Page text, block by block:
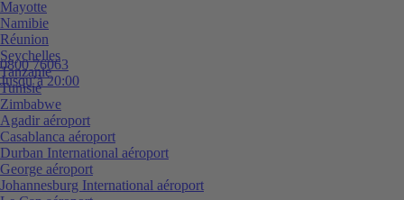
0800 76063
Jusqu’à 20:00
Mayotte
Namibie
Réunion
Seychelles
Tanzanie
Tunisie
Zimbabwe
Agadir aéroport
Casablanca aéroport
Durban International aéroport
George aéroport
Johannesburg International aéroport